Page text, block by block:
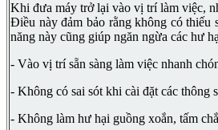
Khi đưa máy trở lại vào vị trí làm việc,
Điều này đảm bảo rằng không có
năng này cũng giúp ngăn ngừa các hư
- Vào vị trí sẵn sàng làm việc nhanh
- Không có sai sót khi cài đặt các thông
- Không làm hư hại guồng xoắn, tấm